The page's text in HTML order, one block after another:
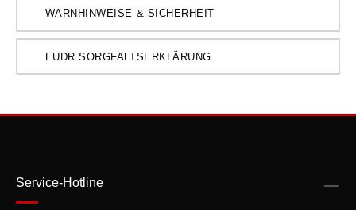
WARNHINWEISE & SICHERHEIT
EUDR SORGFALTSERKLÄRUNG
Service-Hotline